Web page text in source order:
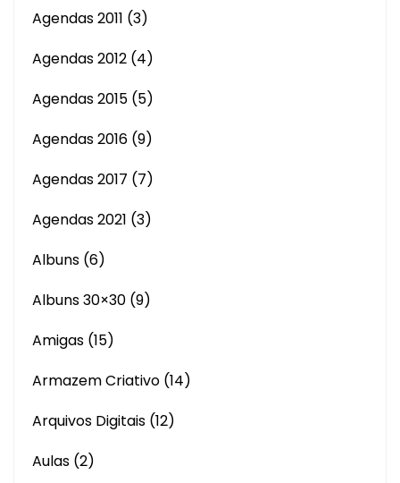
Agendas 2011 (3)
Agendas 2012 (4)
Agendas 2015 (5)
Agendas 2016 (9)
Agendas 2017 (7)
Agendas 2021 (3)
Albuns (6)
Albuns 30×30 (9)
Amigas (15)
Armazem Criativo (14)
Arquivos Digitais (12)
Aulas (2)